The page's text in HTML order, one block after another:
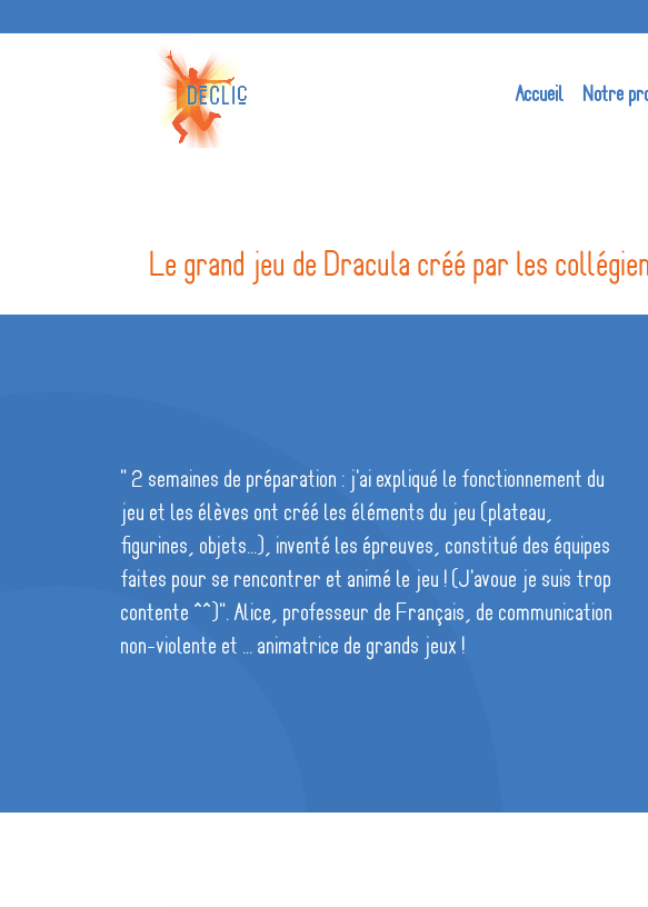
Accueil Notre
Le grand jeu de Dracula créé par les
" 2 semaines de préparation : j'ai expliqué le fonctionnement du
jeu et les élèves ont créé les éléments du jeu (plateau,
figurines, objets...), inventé les épreuves, constitué des équipes
faites pour se rencontrer et animé le jeu ! (J'avoue je suis trop
contente ^^)". Alice, professeur de Français, de communication
non-violente et ... animatrice de grands jeux !